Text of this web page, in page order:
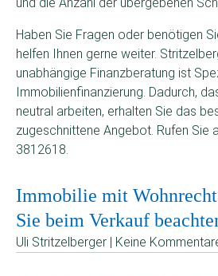
Haben Sie Fragen oder benötigen
helfen Ihnen gerne weiter.
unabhängige Finanzberatung ist
Immobilienfinanzierung. Dadurch,
neutral arbeiten, erhalten Sie das
zugeschnittene Angebot. Rufen Sie
3812618.
Immobilie mit
Sie beim Verkauf
Uli Stritzelberger | Keine